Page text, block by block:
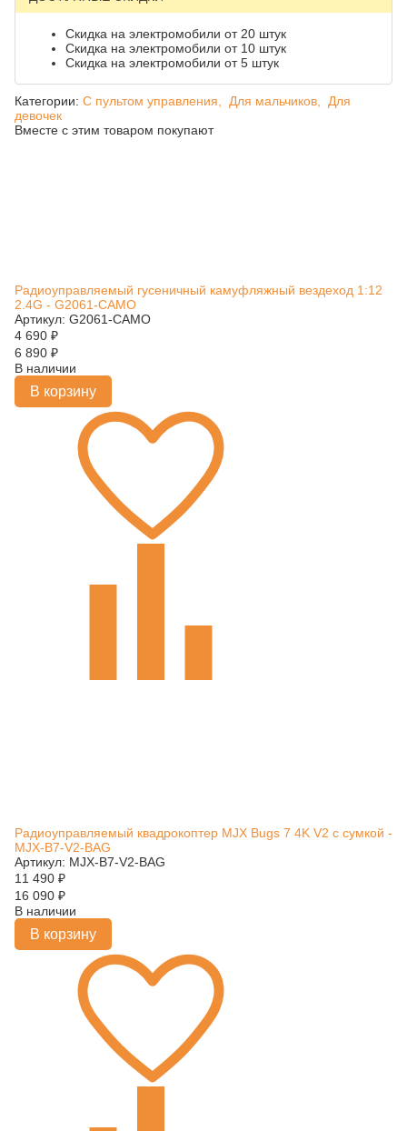
Скидка на электромобили от 20 штук
Скидка на электромобили от 10 штук
Скидка на электромобили от 5 штук
Категории: С пультом управления, Для мальчиков,
Для
девочек
Вместе с этим товаром покупают
Радиоуправляемый гусеничный камуфляжный вездеход 1:12
2.4G - G2061-CAMO
Артикул: G2061-CAMO
4 690 ₽
6 890 ₽
В наличии
В корзину
Радиоуправляемый квадрокоптер MJX Bugs 7 4K V2 с сумкой -
MJX-B7-V2-BAG
Артикул: MJX-B7-V2-BAG
11 490 ₽
16 090 ₽
В наличии
В корзину